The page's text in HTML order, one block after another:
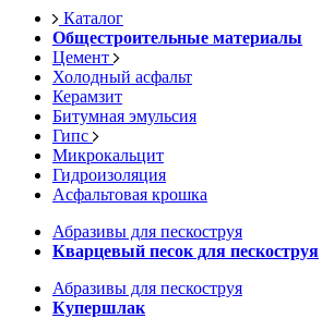
Каталог
Общестроительные материалы
Цемент
Холодный асфальт
Керамзит
Битумная эмульсия
Гипс
Микрокальцит
Гидроизоляция
Асфальтовая крошка
Абразивы для пескоструя
Кварцевый песок для пескоструя
Абразивы для пескоструя
Купершлак